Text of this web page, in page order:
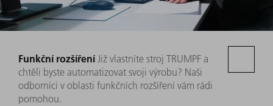
Funkční rozšíření Již vlastníte stroj TRUMPF a
chtěli byste automatizovat svoji výrobu? Naši
odborníci v oblasti funkčních rozšíření vám rádi
pomohou.